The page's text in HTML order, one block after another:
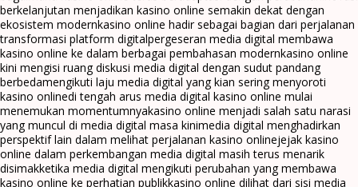
berkelanjutan menjadikan kasino online semakin dekat dengan
ekosistem modernkasino online hadir sebagai bagian dari perjalanan
transformasi platform digitalpergeseran media digital membawa
kasino online ke dalam berbagai pembahasan modernkasino online
kini mengisi ruang diskusi media digital dengan sudut pandang
berbedamengikuti laju media digital yang kian sering menyoroti
kasino onlinedi tengah arus media digital kasino online mulai
menemukan momentumnyakasino online menjadi salah satu narasi
yang muncul di media digital masa kinimedia digital menghadirkan
perspektif lain dalam melihat perjalanan kasino onlinejejak kasino
online dalam perkembangan media digital masih terus menarik
disimakketika media digital mengikuti perubahan yang membawa
kasino online ke perhatian publikkasino online dilihat dari sisi media